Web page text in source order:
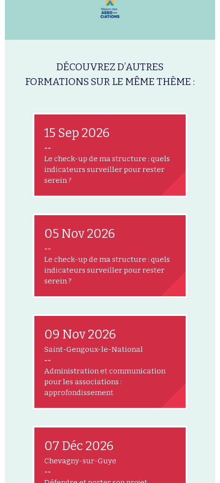
DÉCOUVREZ D’AUTRES
FORMATIONS SUR LE MÊME THÈME :
15 Sep 2026
--
Le check-up de ma structure : quels
indicateurs surveiller pour rester
serein ?
05 Nov 2026
--
Le check-up de ma structure : quels
indicateurs surveiller pour rester
serein ?
09 Nov 2026
Saint-Gengoux-le-National
--
Administration et communication
pour les associations :
approfondissement
07 Déc 2026
Chevagny-sur-Guye
--